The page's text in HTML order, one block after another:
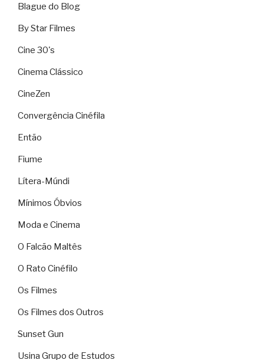
Blague do Blog
By Star Filmes
Cine 30's
Cinema Clássico
CineZen
Convergência Cinéfila
Então
Fiume
Lítera-Múndi
Mínimos Óbvios
Moda e Cinema
O Falcão Maltês
O Rato Cinéfilo
Os Filmes
Os Filmes dos Outros
Sunset Gun
Usina Grupo de Estudos